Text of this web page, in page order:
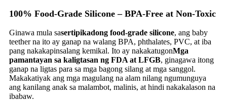
100% Food-Grade Silicone – BPA-Free at Non-Toxic
Ginawa mula sasertipikadong food-grade silicone, ang baby
teether na ito ay ganap na walang BPA, phthalates, PVC, at iba
pang nakakapinsalang kemikal. Ito ay nakakatugonMga
pamantayan sa kaligtasan ng FDA at LFGB, ginagawa itong
ganap na ligtas para sa mga bagong silang at mga sanggol.
Makakatiyak ang mga magulang na alam nilang ngumunguya
ang kanilang anak sa malambot, malinis, at hindi nakakalason na
ibabaw.